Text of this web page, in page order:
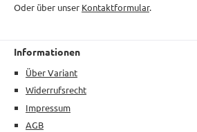
Oder über unser Kontaktformular.
Informationen
Über Variant
Widerrufsrecht
Impressum
AGB